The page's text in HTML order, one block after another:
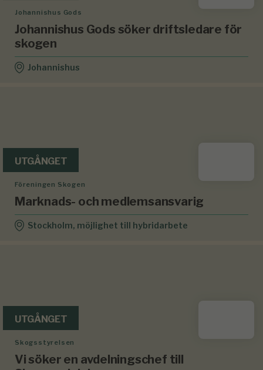
Johannishus Gods
Johannishus Gods söker driftsledare för
skogen
Johannishus
UTGÅNGET
Föreningen Skogen
Marknads- och medlemsansvarig
Stockholm, möjlighet till hybridarbete
UTGÅNGET
Skogsstyrelsen
Vi söker en avdelningschef till